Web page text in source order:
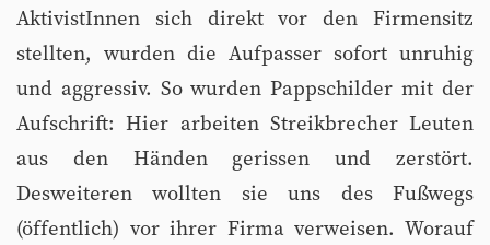
AktivistInnen sich direkt vor den Firmensitz
stellten, wurden die Aufpasser sofort unruhig
und aggressiv. So wurden Pappschilder mit der
Aufschrift: Hier arbeiten Streikbrecher Leuten
aus den Händen gerissen und zerstört.
Desweiteren wollten sie uns des Fußwegs
(öffentlich) vor ihrer Firma verweisen. Worauf